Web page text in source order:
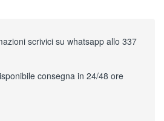
scrivici su whatsapp allo 337
consegna in 24/48 ore